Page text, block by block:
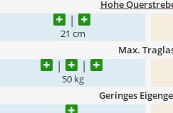
Hohe
21 cm
Max.
50 kg
Geringes